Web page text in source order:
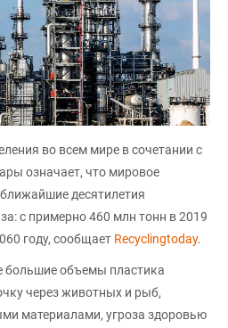
во всем мире в сочетании с
означает, что мировое
десятилетия
с примерно 460 млн тонн в 2019
году, сообщает Recyclingtoday.
большие объемы пластика
через животных и рыб,
материалами, угроза здоровью